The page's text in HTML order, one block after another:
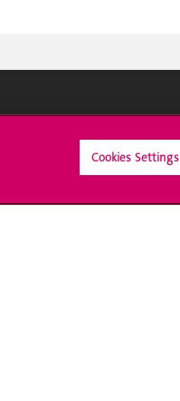
Cookies Settings